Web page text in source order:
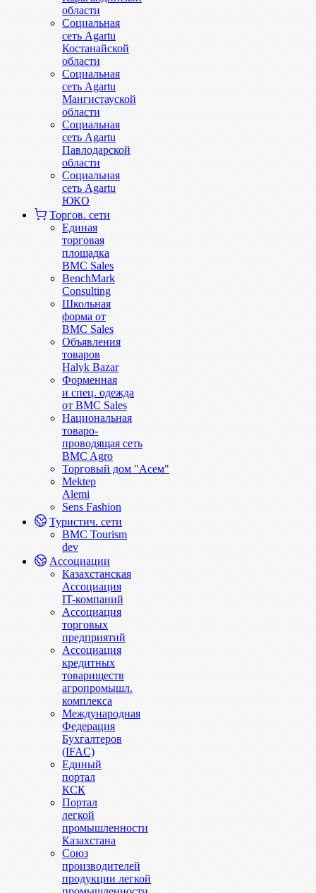
области
Социальная
сеть Agartu
Костанайской
области
Социальная
сеть Agartu
Мангистауской
области
Социальная
сеть Agartu
Павлодарской
области
Социальная
сеть Agartu
ЮКО
Торгов. сети
Единая
торговая
площадка
BMC Sales
BenchMark
Consulting
Школьная
форма от
BMC Sales
Объявления
товаров
Halyk Bazar
Форменная
и спец. одежда
от BMC Sales
Национальная
товаро-
проводящая сеть
BMC Agro
Торговый дом "Асем"
Mektep
Alemi
Sens Fashion
Туристич. сети
BMC Tourism
dev
Ассоциации
Казахстанская
Ассоциация
IT-компаний
Ассоциация
торговых
предприятий
Ассоциация
кредитных
товариществ
агропромышл.
комплекса
Международная
Федерация
Бухгалтеров
(IFAC)
Единый
портал
КСК
Портал
легкой
промышленности
Казахстана
Союз
производителей
продукции легкой